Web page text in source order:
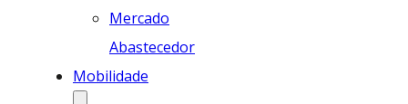
Mercado
Abastecedor
Mobilidade